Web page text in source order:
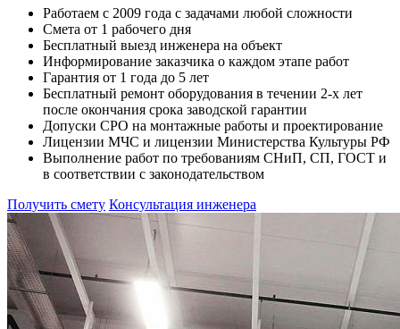
Работаем с 2009 года с задачами любой сложности
Смета от 1 рабочего дня
Бесплатный выезд инженера на объект
Информирование заказчика о каждом этапе работ
Гарантия от 1 года до 5 лет
Бесплатный ремонт оборудования в течении 2-х лет
после окончания срока заводской гарантии
Допуски СРО на монтажные работы и проектирование
Лицензии МЧС и лицензии Министерства Культуры РФ
Выполнение работ по требованиям СНиП, СП, ГОСТ и
в соответствии с законодательством
Получить смету Консультация инженера